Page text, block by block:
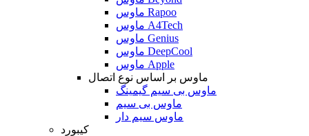
ماوس Rapoo
ماوس A4Tech
ماوس Genius
ماوس DeepCool
ماوس Apple
ماوس بر اساس نوع اتصال
ماوس بی سیم گیمینگ
ماوس بی سیم
ماوس سیم دار
کیبورد